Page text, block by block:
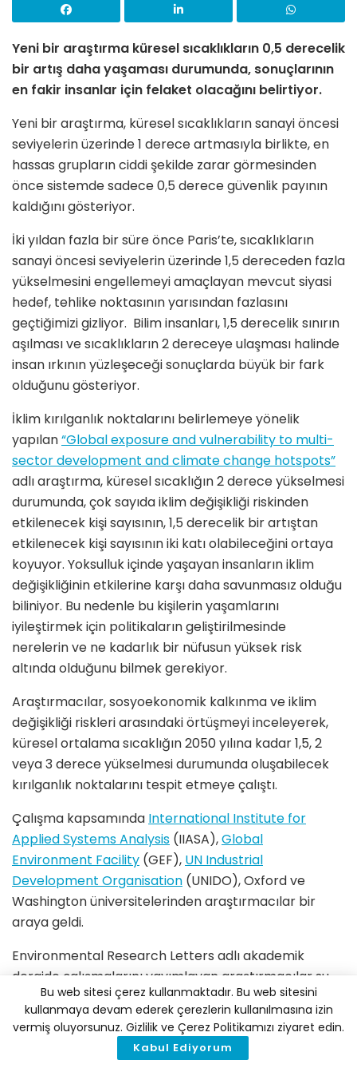
Yeni bir araştırma küresel sıcaklıkların 0,5 derecelik
bir artış daha yaşaması durumunda, sonuçlarının
en fakir insanlar için felaket olacağını belirtiyor.
Yeni bir araştırma, küresel sıcaklıkların sanayi öncesi
seviyelerin üzerinde 1 derece artmasıyla birlikte, en
hassas grupların ciddi şekilde zarar görmesinden
önce sistemde sadece 0,5 derece güvenlik payının
kaldığını gösteriyor.
İki yıldan fazla bir süre önce Paris’te, sıcaklıkların
sanayi öncesi seviyelerin üzerinde 1,5 dereceden fazla
yükselmesini engellemeyi amaçlayan mevcut siyasi
hedef, tehlike noktasının yarısından fazlasını
geçtiğimizi gizliyor. Bilim insanları, 1,5 derecelik sınırın
aşılması ve sıcaklıkların 2 dereceye ulaşması halinde
insan ırkının yüzleşeceği sonuçlarda büyük bir fark
olduğunu gösteriyor.
İklim kırılganlık noktalarını belirlemeye yönelik
yapılan“Global exposure and vulnerability to multi-
sector development and climate change hotspots”
adlı araştırma, küresel sıcaklığın 2 derece yükselmesi
durumunda, çok sayıda iklim değişikliği riskinden
etkilenecek kişi sayısının, 1,5 derecelik bir artıştan
etkilenecek kişi sayısının iki katı olabileceğini ortaya
koyuyor. Yoksulluk içinde yaşayan insanların iklim
değişikliğinin etkilerine karşı daha savunmasız olduğu
biliniyor. Bu nedenle bu kişilerin yaşamlarını
iyileştirmek için politikaların geliştirilmesinde
nerelerin ve ne kadarlık bir nüfusun yüksek risk
altında olduğunu bilmek gerekiyor.
Araştırmacılar, sosyoekonomik kalkınma ve iklim
değişikliği riskleri arasındaki örtüşmeyi inceleyerek,
küresel ortalama sıcaklığın 2050 yılına kadar 1,5, 2
veya 3 derece yükselmesi durumunda oluşabilecek
kırılganlık noktalarını tespit etmeye çalıştı.
Çalışma kapsamında International Institute for
Applied Systems Analysis (IIASA),Global
Environment Facility (GEF), UN Industrial
Development Organisation (UNIDO), Oxford ve
Washington üniversitelerinden araştırmacılar bir
araya geldi.
Environmental Research Letters adlı akademik
dergide çalışmalarını yayımlayan araştırmacılar su,
enerji, gıda ve çevre olmak üzere üç ana sektörde 14
etki göstergesi geliştirdiklerini belirtiyor. Bu
göstergeler arasında su stres endeksi, su tedarik
mevsimselliği, yemek pişirmede temiz araçlar
Bu web sitesi çerez kullanmaktadır. Bu web sitesini
kullanmaya devam ederek çerezlerin kullanılmasına izin
vermiş oluyorsunuz. Gizlilik ve Çerez Politikamızı ziyaret edin.
Kabul Ediyorum